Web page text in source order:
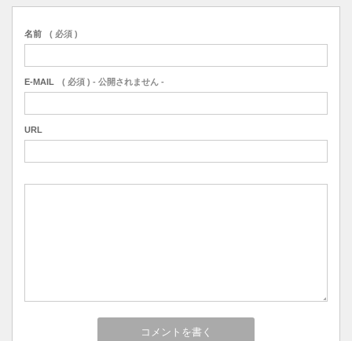
名前 ( 必須 )
E-MAIL ( 必須 ) - 公開されません -
URL